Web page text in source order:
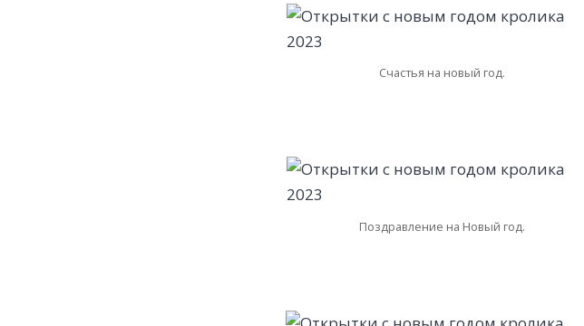
Счастья на новый год.
Поздравление на Новый год.